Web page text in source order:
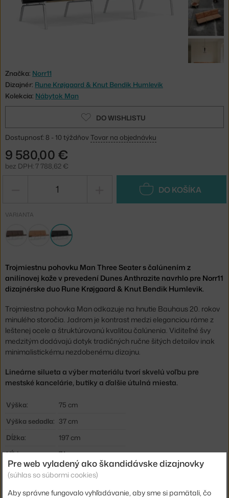
Značka: Norr11
Dizajnér: Rune Krøjgaard & Knut Bendik Humlevik
Kolekcia: Nábytok Man
DO WISHLISTU
Dostupnosť: 8 - 10 týždňov Tovar na objednávku
9 580,00 €
bez DPH: 7 788,62 €
DO KOŠÍKA
VARIANTA
Trojmiestnu pohovku Man Three Seater s čalúnením z
anilínovej kože v prevedení Dunes Anthrazite navrhlo pre Norr11
dizajnérske duo Rune Krøjgaard & Knut Bendik Humlevik.
Trojmiestna pohovka Man odkazuje na hnutie Bauhaus 20. rokov
minulého storočia. Jadrom je kontrast medzi eleganciou ráme z
leštenej ocele a štruktúrovanú kvalitou čalúnenia. Viditeľné švy
medzitým dodávajú dotyk tradičných ručne šitých detailov inak
minimalistickému nezdobenému dizajnu.
Lineárne silueta a výber materiálu tvorí skvelú voľbu pre
mestské kancelárie, butiky a ďalšie útulná miesta.
Výška:
75 cm
Výška sedadla: 37 cm
Dĺžka:
197 cm
Hĺbka:
74 cm
Farba:
čierna
Pre web vyladený ako škandidávske dizajnovky
(súhlas so súbormi cookies)
Aby správne fungovalo vyhľadávanie, aby sme si pamätali, čo